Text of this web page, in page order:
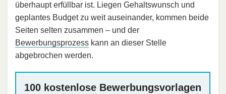
überhaupt erfüllbar ist. Liegen Gehaltswunsch und
geplantes Budget zu weit auseinander, kommen beide
Seiten selten zusammen – und der
Bewerbungsprozess kann an dieser Stelle
abgebrochen werden.
100 kostenlose Bewerbungsvorlagen